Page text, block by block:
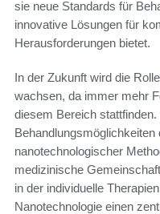
sie neue Standards für
innovative Lösungen für
Herausforderungen bietet.
In der Zukunft wird die
wachsen, da immer mehr
diesem Bereich
Behandlungsmöglichkeiten
nanotechnologischer
medizinische
in der individuelle
Nanotechnologie einen